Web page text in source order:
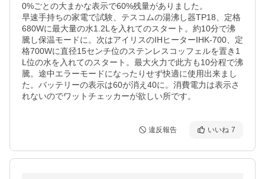
0%ごとの大まかな表示で60%残量がありました。
早速手持ちの家電で試験、テスコムの湯沸し器TP18、定格
680Wに最大量の水1.2Lを入れてのスタート。約10分で沸
騰し保温モードに。次はアイリスのIHヒーターIHK-700、定
格700Wに直径15センチ位のステンレスコッフェルを置き1
L位の水を入れてのスタート。最大火力で此方も10分程で沸
騰。途中エラーモードになったりせず快適に使用出来まし
た。バッテリーの表示は60が消え40に。消費電力は表示さ
れないのでワットチェッカーが欲しい所です。
違反報告 いいね 7